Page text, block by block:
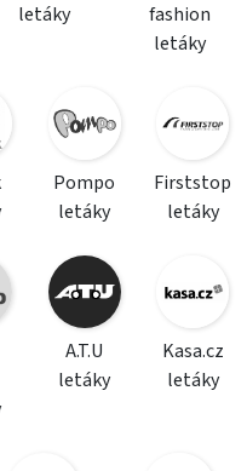
letáky
fashion
letáky
Pompo
letáky
Firststop
letáky
A.T.U
letáky
Kasa.cz
letáky